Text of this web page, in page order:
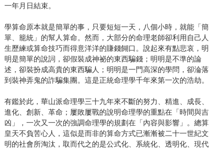
一年月日結束。
學算命原本就是簡單的事，只要短短一天，八個小時，就能「簡
單、籠統」的幫人算命。然而，大部分的命理老師卻利用自己人
生歷練或算命技巧而得意洋洋的賺錢餬口。說起來有點悲哀，明
明是簡單的說詞，卻假裝成神祕的東西騙錢；明明是不準的論
述，卻裝扮成高貴的東西騙人；明明是一門高深的學問，卻淪落
到裝神弄鬼的詐騙集團。這是正統命理學千年來第一次的浩劫。
有鑑於此，華山派命理學三十九年來不斷的努力、精進、成長、
進化、創新、革命；屢敗屢戰的說明命理學的重點在「時間與吉
凶」，一次又一次的強調命理學的規劃在「內容與影響」。總算
皇天不負苦心人，這似是而非的算命方式已漸漸被二十一世紀文
明的社會所淘汰，取而代之的是公式化、系統化、透明化、現代